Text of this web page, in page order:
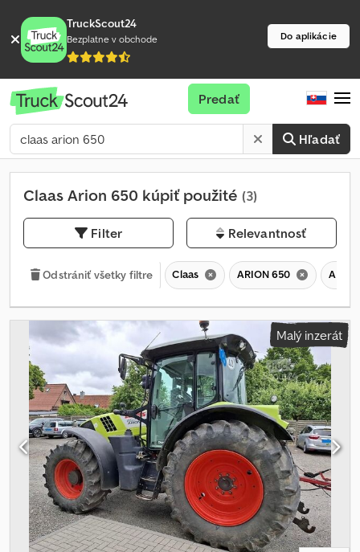
TruckScout24
Bezplatne v obchode Do aplikácie
Hľadať
Predať
Claas Arion 650 kúpiť použité (3)
Filter Relevantnosť
Odstrániť všetky filtre Claas ARION 650
Malý inzerát